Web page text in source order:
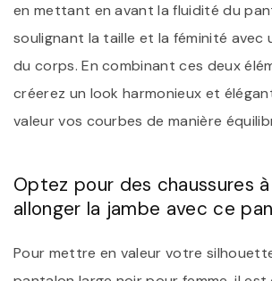
en mettant en avant la fluidité du
soulignant la taille et la féminité avec
du corps. En combinant ces deux
créerez un look harmonieux et
valeur vos courbes de manière
Optez pour des chaussures
allonger la jambe avec ce
Pour mettre en valeur votre